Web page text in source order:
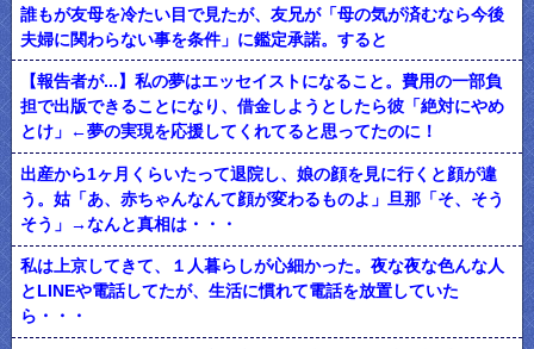
誰もが友母を冷たい目で見たが、友兄が「母の気が済むなら今後
夫婦に関わらない事を条件」に鑑定承諾。すると
【報告者が...】私の夢はエッセイストになること。費用の一部負
担で出版できることになり、借金しようとしたら彼「絶対にやめ
とけ」←夢の実現を応援してくれてると思ってたのに！
出産から1ヶ月くらいたって退院し、娘の顔を見に行くと顔が違
う。姑「あ、赤ちゃんなんて顔が変わるものよ」旦那「そ、そう
そう」→なんと真相は・・・
私は上京してきて、１人暮らしが心細かった。夜な夜な色んな人
とLINEや電話してたが、生活に慣れて電話を放置していた
ら・・・